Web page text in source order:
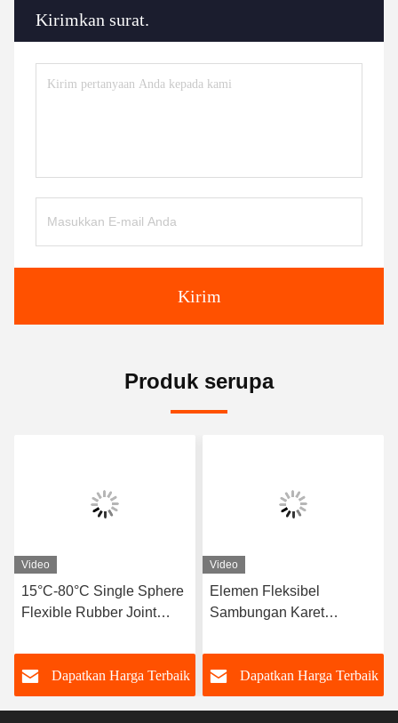
Kirimkan surat.
Kirim
Produk serupa
Video
15°C-80°C Single Sphere
Flexible Rubber Joint
Media Udara Menawarkan
Umur Layanan yang
Panjang Dan Daya Tahan
Dapatkan Harga Terbaik
Video
Elemen Fleksibel
Sambungan Karet
Tahan Korosi Cocok
Untuk Sistem Pipa
Dinamis yang
Dapatkan Harga Terbaik